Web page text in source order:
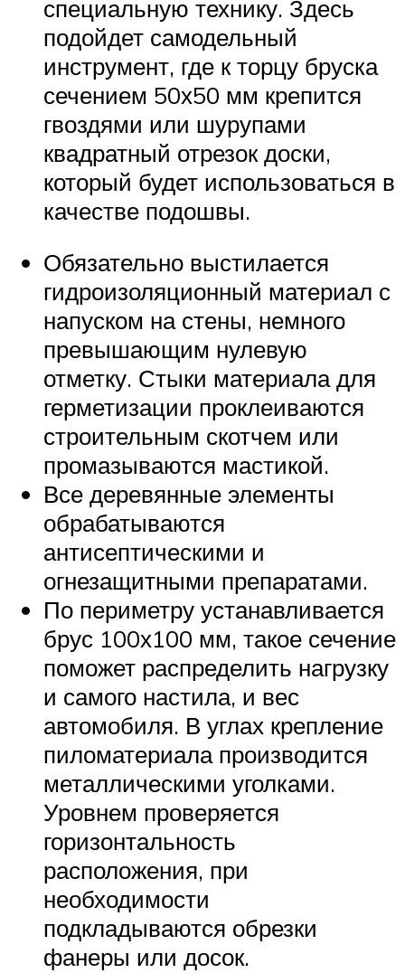
специальную технику. Здесь
подойдет самодельный
инструмент, где к торцу бруска
сечением 50х50 мм крепится
гвоздями или шурупами
квадратный отрезок доски,
который будет использоваться в
качестве подошвы.
Обязательно выстилается
гидроизоляционный материал с
напуском на стены, немного
превышающим нулевую
отметку. Стыки материала для
герметизации проклеиваются
строительным скотчем или
промазываются мастикой.
Все деревянные элементы
обрабатываются
антисептическими и
огнезащитными препаратами.
По периметру устанавливается
брус 100х100 мм, такое сечение
поможет распределить нагрузку
и самого настила, и вес
автомобиля. В углах крепление
пиломатериала производится
металлическими уголками.
Уровнем проверяется
горизонтальность
расположения, при
необходимости
подкладываются обрезки
фанеры или досок.